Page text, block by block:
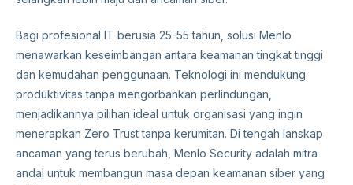
Bagi profesional IT berusia 25-55 tahun, solusi Menlo
menawarkan keseimbangan antara keamanan tingkat tinggi
dan kemudahan penggunaan. Teknologi ini mendukung
produktivitas tanpa mengorbankan perlindungan,
menjadikannya pilihan ideal untuk organisasi yang ingin
menerapkan Zero Trust tanpa kerumitan. Di tengah lanskap
ancaman yang terus berubah, Menlo Security adalah mitra
andal untuk membangun masa depan keamanan siber yang